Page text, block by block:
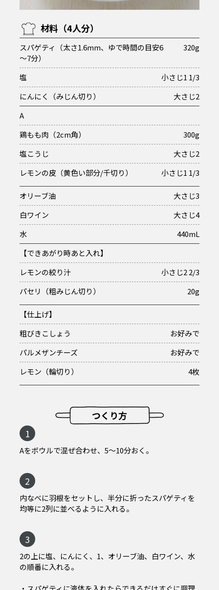
材料（4人分）
スパゲティ（太さ1.6mm、ゆで時間の目安6
～7分）
320g
塩
小さじ1 1/3
にんにく（みじん切り）
大さじ2
A
鶏もも肉（2cm角）
300g
塩こうじ
大さじ2
レモンの皮（黄色い部分/千切り）
小さじ1 1/3
オリーブ油
大さじ3
白ワイン
大さじ4
水
440mL
【できあがり時あと入れ】
レモンの絞り汁
小さじ2 2/3
パセリ（粗みじん切り）
20g
【仕上げ】
粗びきこしょう
お好みで
パルメザンチーズ
お好みで
レモン（輪切り）
4枚
つくり方
1
Aをボウルで混ぜ合わせ、5～10分おく。
2
内なべに羽根をセットし、半分に折ったスパゲティを
均等に2列に並べるように入れる。
3
2の上に塩、にんにく、1、オリーブ油、白ワイン、水
の順番に入れる。